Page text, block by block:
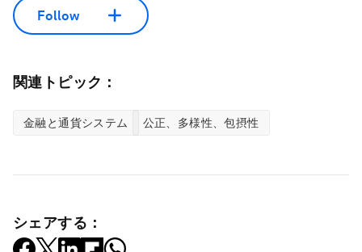
Follow
関連トピック：
金融と通貨システム 公正、多様性、包摂性
シェアする：